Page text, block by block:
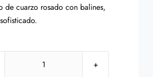
de cuarzo rosado con balines,
Collar